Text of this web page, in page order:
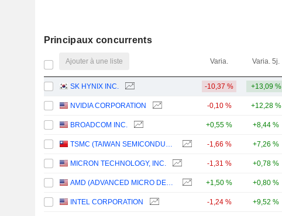
Principaux concurrents
Ajouter à une liste Varia. Varia. 5j.
SK HYNIX INC. -10,37 % +13,09 %
NVIDIA CORPORATION -0,10 % +12,28 %
BROADCOM INC. +0,55 % +8,44 %
TSMC (TAIWAN SEMICONDUCTOR MANUFACTURING COMPANY) -1,66 % +7,26 %
MICRON TECHNOLOGY, INC. -1,31 % +0,78 %
AMD (ADVANCED MICRO DEVICES) +1,50 % +0,80 %
INTEL CORPORATION -1,24 % +9,52 %